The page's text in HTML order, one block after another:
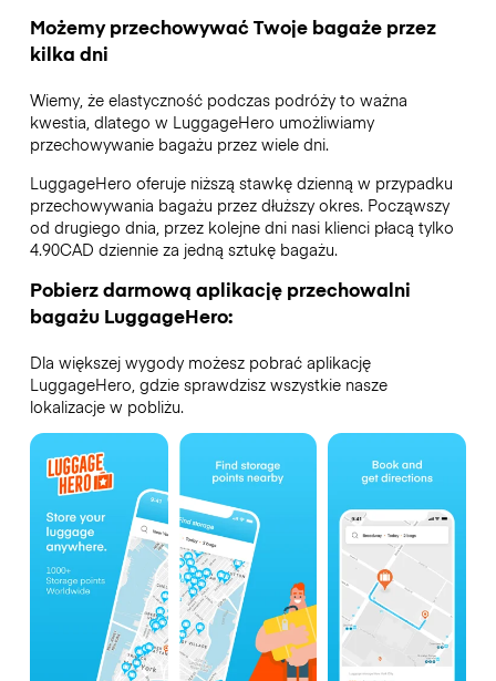
Możemy przechowywać Twoje bagaże przez
kilka dni
Wiemy, że elastyczność podczas podróży to ważna
kwestia, dlatego w LuggageHero umożliwiamy
przechowywanie bagażu przez wiele dni.
LuggageHero oferuje niższą stawkę dzienną w przypadku
przechowywania bagażu przez dłuższy okres. Począwszy
od drugiego dnia, przez kolejne dni nasi klienci płacą tylko
4.90CAD dziennie za jedną sztukę bagażu.
Pobierz darmową aplikację przechowalni
bagażu LuggageHero:
Dla większej wygody możesz pobrać aplikację
LuggageHero, gdzie sprawdzisz wszystkie nasze
lokalizacje w pobliżu.